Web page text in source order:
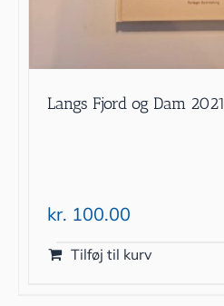
Langs Fjord og Dam 2021
kr. 100.00
Tilføj til kurv